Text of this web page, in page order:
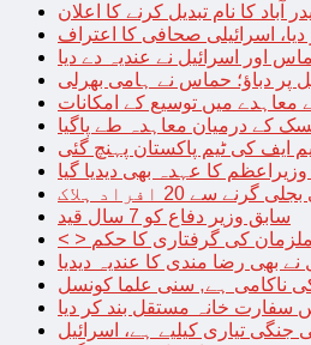
کا نام تبدیل کرنے کا اعلان
اسرائیلی صحافی کا اعتراف
اور اسرائیل نے عندیہ دے دیا
پر دباؤ؛ حماس نے ہامی بھرلی
میں توسیع کے امکانات
کے درمیان معاہدہ طے پاگیا
ایف کی ٹیم پاکستان پہنچ گئی
کا عہدہ بھی دیدیا گیا
گرنے سے 20 افراد ہلاک
سابق وزیر دفاع کو 7 سال قید
ملزمان کی گرفتاری کا حکم
بھی رضا مندی کا عندیہ دیدیا
ناکامی ہے, سنی علما کونسل
سفارت خانہ مستقل بند کر دیا
تیاری کیلیے ہے، اسرائیل